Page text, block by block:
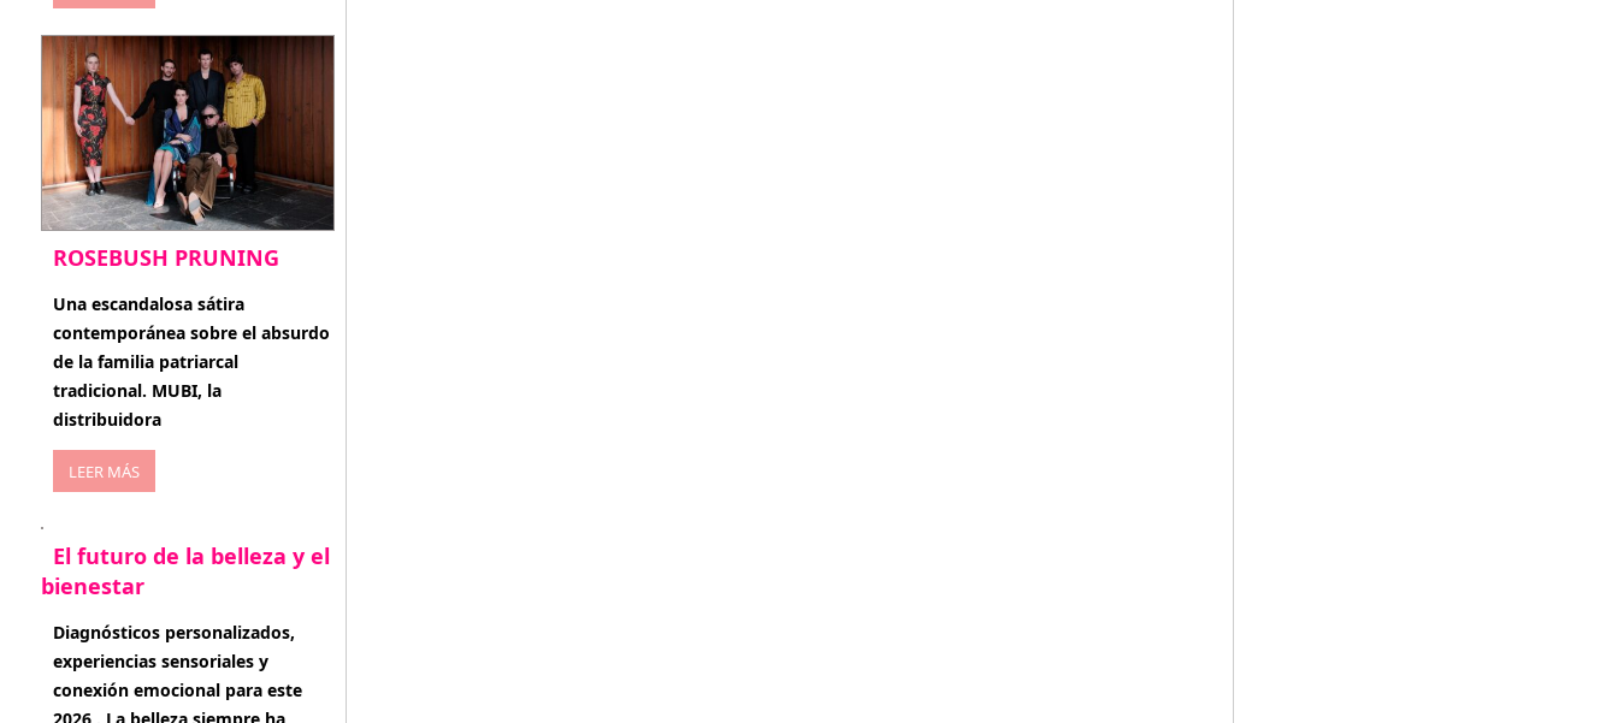
ROSEBUSH PRUNING
enero 20, 2026
Una escandalosa sátira
contemporánea sobre el absurdo
de la familia patriarcal
tradicional. MUBI, la
distribuidora
LEER MÁS
El futuro de la belleza y el
bienestar
enero 15, 2026
Diagnósticos personalizados,
experiencias sensoriales y
conexión emocional para este